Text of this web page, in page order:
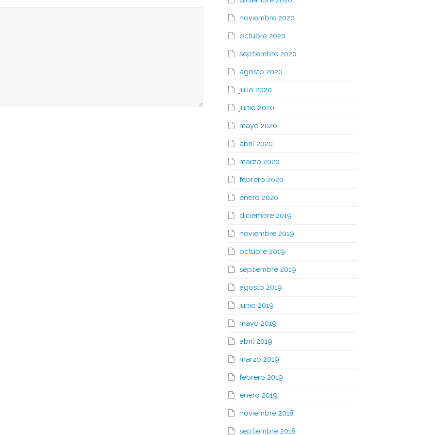
noviembre 2020
octubre 2020
septiembre 2020
agosto 2020
julio 2020
junio 2020
mayo 2020
abril 2020
marzo 2020
febrero 2020
enero 2020
diciembre 2019
noviembre 2019
octubre 2019
septiembre 2019
agosto 2019
junio 2019
mayo 2019
abril 2019
marzo 2019
febrero 2019
enero 2019
noviembre 2018
septiembre 2018